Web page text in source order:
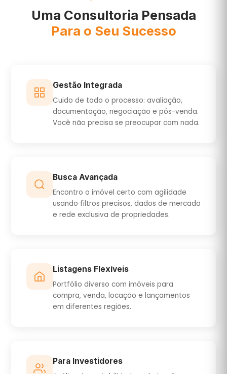
Uma Consultoria Pensada
Para o Seu Sucesso
Gestão Integrada
Cuido de todo o processo: avaliação,
documentação, negociação e pós-venda.
Você não precisa se preocupar com nada.
Busca Avançada
Encontro o imóvel certo com agilidade
usando filtros precisos, dados de mercado
e rede exclusiva de propriedades.
Listagens Flexíveis
Portfólio diverso com imóveis para
compra, venda, locação e lançamentos
em diferentes regiões.
Para Investidores